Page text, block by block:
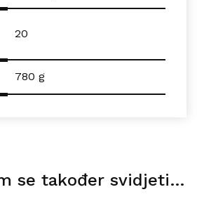
20
780 g
se također svidjeti…